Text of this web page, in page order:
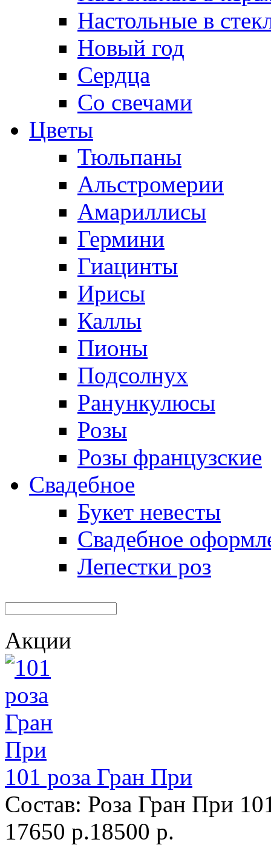
Настольные в
Новый год
Сердца
Со свечами
Цветы
Тюльпаны
Альстромерии
Амариллисы
Гермини
Гиацинты
Ирисы
Каллы
Пионы
Подсолнух
Ранункулюсы
Розы
Розы французские
Свадебное
Букет невесты
Свадебное
Лепестки роз
Акции
101 роза Гран При
Состав: Роза Гран При
17650 р.18500 р.